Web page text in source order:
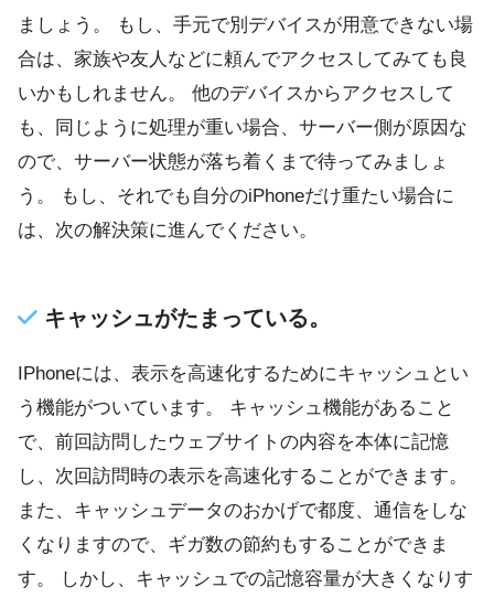
ましょう。 もし、手元で別デバイスが用意できない場
合は、家族や友人などに頼んでアクセスしてみても良
いかもしれません。 他のデバイスからアクセスして
も、同じように処理が重い場合、サーバー側が原因な
ので、サーバー状態が落ち着くまで待ってみましょ
う。 もし、それでも自分のiPhoneだけ重たい場合に
は、次の解決策に進んでください。
キャッシュがたまっている。
IPhoneには、表示を高速化するためにキャッシュとい
う機能がついています。 キャッシュ機能があること
で、前回訪問したウェブサイトの内容を本体に記憶
し、次回訪問時の表示を高速化することができます。
また、キャッシュデータのおかげで都度、通信をしな
くなりますので、ギガ数の節約もすることができま
す。 しかし、キャッシュでの記憶容量が大きくなりす